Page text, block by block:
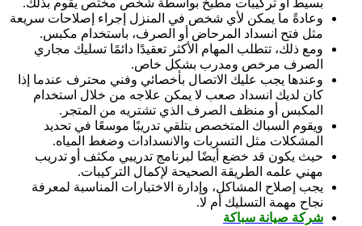
بسيط أو تركيبات مطبخ بواسطة شخص مختص يقوم بذلك.
وعادةً ما يمكن لأي شخص في المنزل إجراء إصلاحات سريعة
مثل فتح انسداد المرحاض أو الصرف، باستخدام مكبس.
ومع ذلك، تتطلب المهام الأكثر تعقيدًا دائمًا تسليك مجاري
الصرف مرخص ومدرب بشكل خاص.
وعندها يجب عليك الاتصال بأخصائي وفني محترف عندما إذا
كان لديك انسداد صعب لا يمكن علاجه من خلال استخدام
المكبس أو منظف الصرف الذي تشتريه من المتجر.
ويقوم السباك المتخصص بتلقي تدريبًا موسعًا في تحديد
المشكلات مثل التسربات والانسدادات وضغط المياه.
حيث يكون قد خضع أيضًا لبرنامج تدريبي مكثف أو تدريب
مهني علمه الطريقة الصحيحة لإكمال التركيبات.
يجب إصلاح المشاكل، وإدارة الاختبارات المناسبة لمعرفة
نجاح مهمة التسليك أم لا.
شركة صيانة سباكة